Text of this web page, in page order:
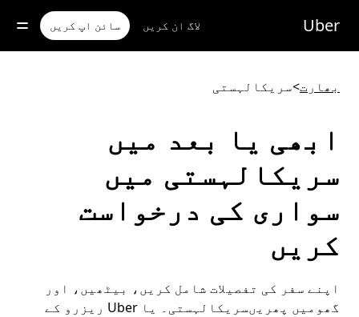
مواد
جائیں
Uber لاگ ان کریں سائن اپ کریں
بھارت>سریکالہستی
ابھی یا بعد میں
سریکالہستی میں
سواری کی درخواست
کریں
اپنے سفر کی تفصیلات شامل کریں، بیٹھیں، اور
گھومیں پھریںسریکالہستی۔ یا Uber ریزرو کے